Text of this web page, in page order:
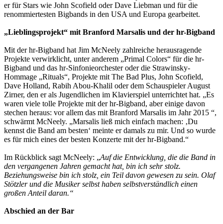
er für Stars wie John Scofield oder Dave Liebman und für die
renommiertesten Bigbands in den USA und Europa gearbeitet.
„Lieblingsprojekt“ mit Branford Marsalis und der hr-Bigband
Mit der hr-Bigband hat Jim McNeely zahlreiche herausragende
Projekte verwirklicht, unter anderem „Primal Colors“ für die hr-
Bigband und das hr-Sinfonieorchester oder die Strawinsky-
Hommage „Rituals“, Projekte mit The Bad Plus, John Scofield,
Dave Holland, Rabih Abou-Khalil oder dem Schauspieler August
Zirner, den er als Jugendlichen im Klavierspiel unterrichtet hat. „Es
waren viele tolle Projekte mit der hr-Bigband, aber einige davon
stechen heraus: vor allem das mit Branford Marsalis im Jahr 2015 “,
schwärmt McNeely. „Marsalis ließ mich einfach machen: ‚Du
kennst die Band am besten‘ meinte er damals zu mir. Und so wurde
es für mich eines der besten Konzerte mit der hr-Bigband.“
Im Rückblick sagt McNeely: „Auf die Entwicklung, die die Band in
den vergangenen Jahren gemacht hat, bin ich sehr stolz.
Beziehungsweise bin ich stolz, ein Teil davon gewesen zu sein. Olaf
Stötzler und die Musiker selbst haben selbstverständlich einen
großen Anteil daran.“
Abschied an der Bar